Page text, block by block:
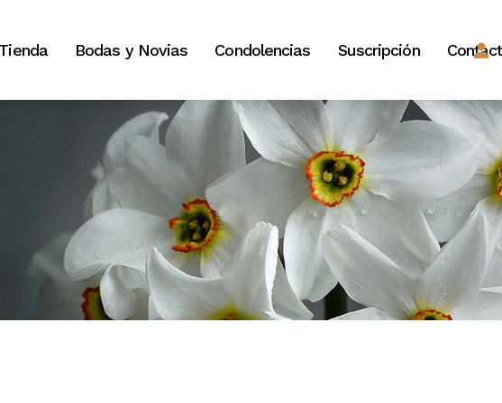
Tienda Bodas y Novias Condolencias Suscripción